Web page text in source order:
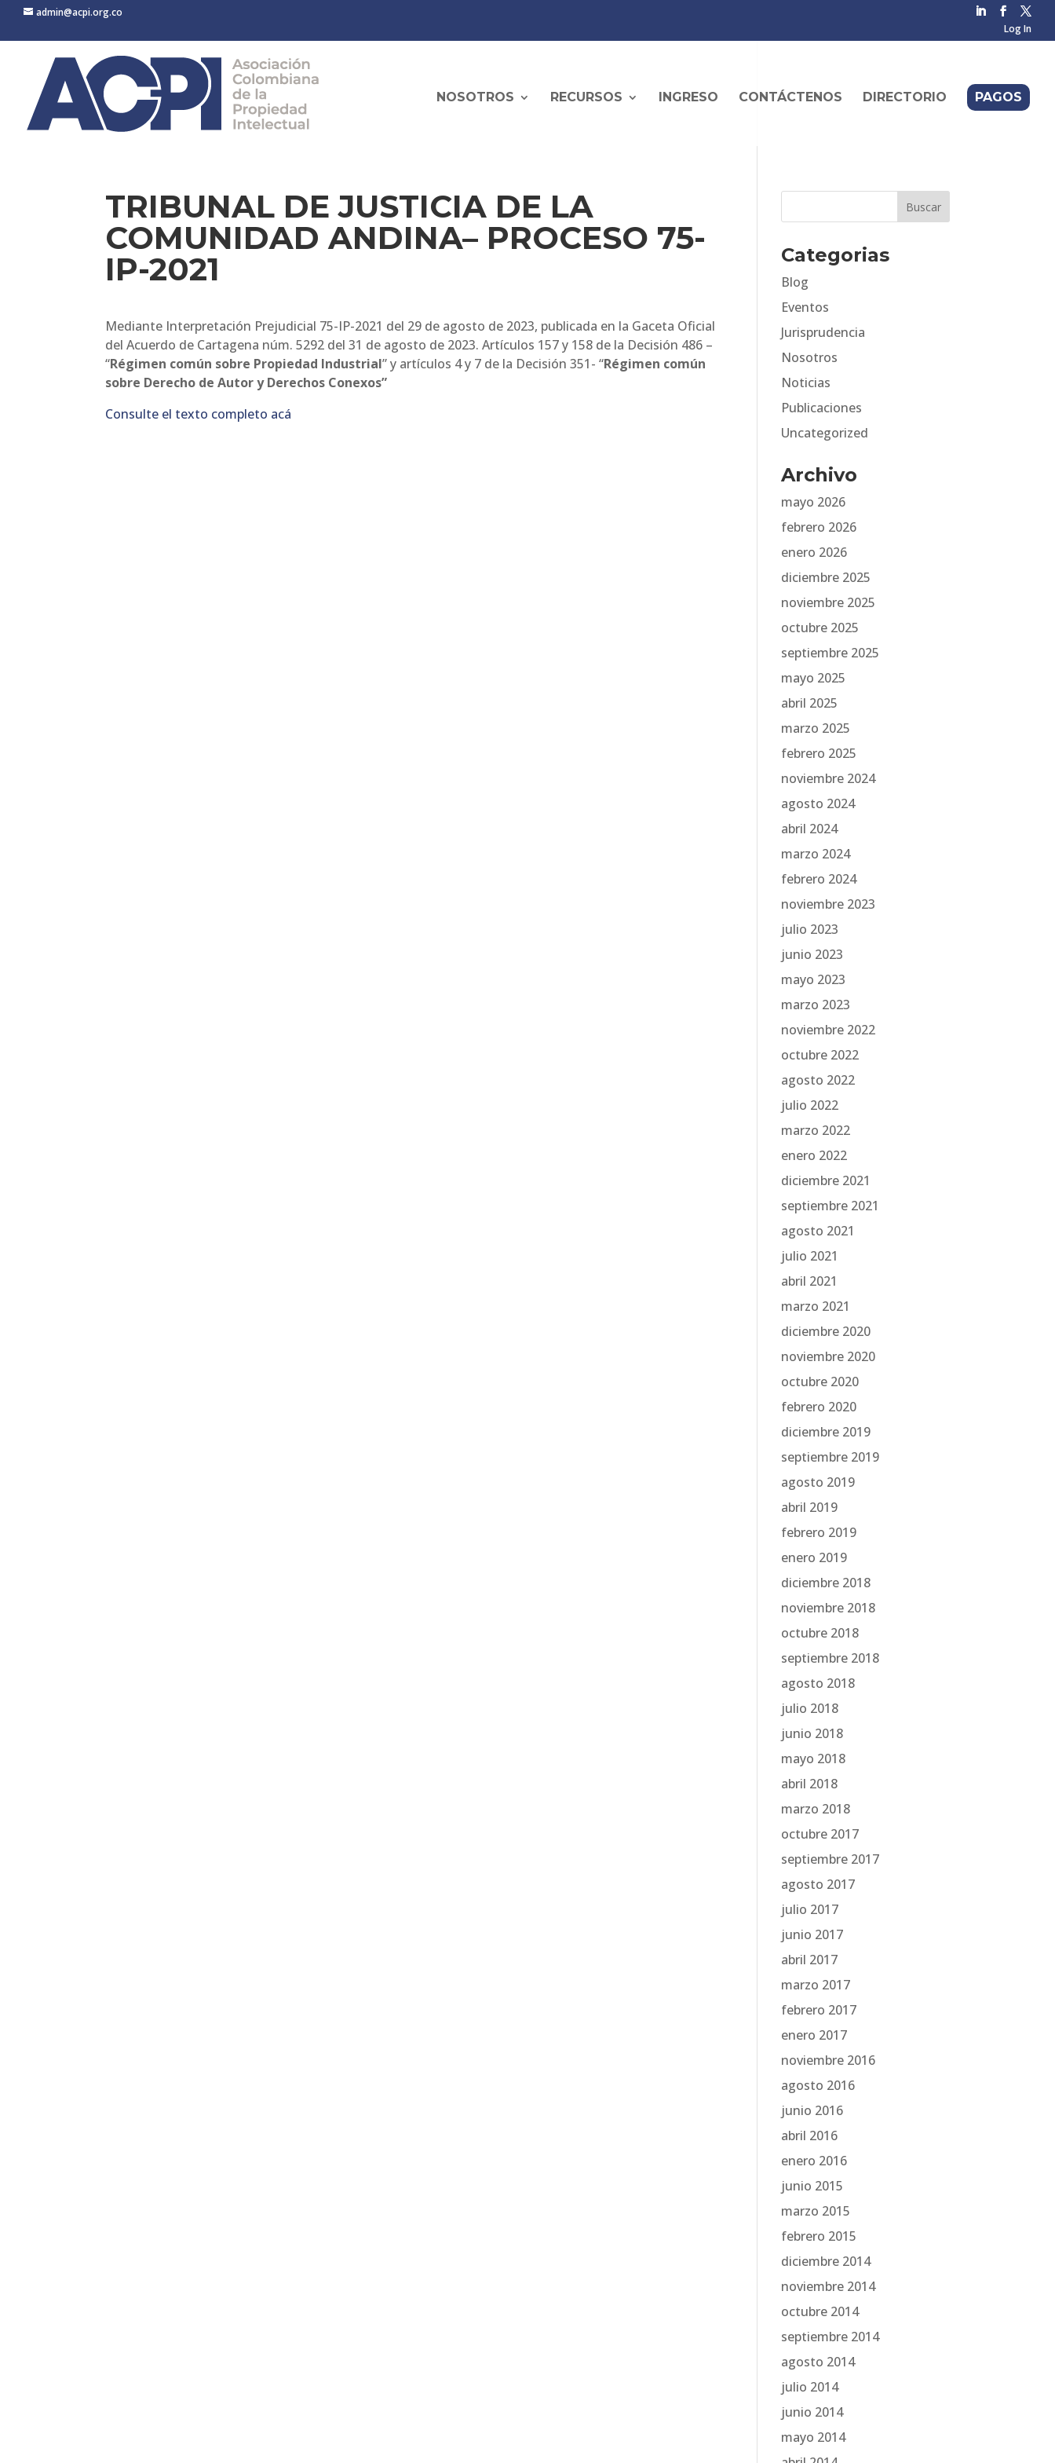
admin@acpi.org.co
Log In
NOSOTROS RECURSOS INGRESO CONTÁCTENOS DIRECTORIO PAGOS
TRIBUNAL DE JUSTICIA DE LA
COMUNIDAD ANDINA– PROCESO 75-
IP-2021
Mediante Interpretación Prejudicial 75-IP-2021 del 29 de agosto de 2023, publicada en la Gaceta Oficial
del Acuerdo de Cartagena núm. 5292 del 31 de agosto de 2023. Artículos 157 y 158 de la Decisión 486 –
“Régimen común sobre Propiedad Industrial” y artículos 4 y 7 de la Decisión 351- “Régimen común
sobre Derecho de Autor y Derechos Conexos”
Consulte el texto completo acá
Categorias
Blog
Eventos
Jurisprudencia
Nosotros
Noticias
Publicaciones
Uncategorized
Archivo
mayo 2026
febrero 2026
enero 2026
diciembre 2025
noviembre 2025
octubre 2025
septiembre 2025
mayo 2025
abril 2025
marzo 2025
febrero 2025
noviembre 2024
agosto 2024
abril 2024
marzo 2024
febrero 2024
noviembre 2023
julio 2023
junio 2023
mayo 2023
marzo 2023
noviembre 2022
octubre 2022
agosto 2022
julio 2022
marzo 2022
enero 2022
diciembre 2021
septiembre 2021
agosto 2021
julio 2021
abril 2021
marzo 2021
diciembre 2020
noviembre 2020
octubre 2020
febrero 2020
diciembre 2019
septiembre 2019
agosto 2019
abril 2019
febrero 2019
enero 2019
diciembre 2018
noviembre 2018
octubre 2018
septiembre 2018
agosto 2018
julio 2018
junio 2018
mayo 2018
abril 2018
marzo 2018
octubre 2017
septiembre 2017
agosto 2017
julio 2017
junio 2017
abril 2017
marzo 2017
febrero 2017
enero 2017
noviembre 2016
agosto 2016
junio 2016
abril 2016
enero 2016
junio 2015
marzo 2015
febrero 2015
diciembre 2014
noviembre 2014
octubre 2014
septiembre 2014
agosto 2014
julio 2014
junio 2014
mayo 2014